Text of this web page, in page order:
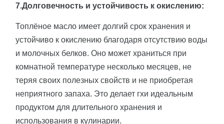
7.Долговечность и устойчивость к окислению:
Топлёное масло имеет долгий срок хранения и
устойчиво к окислению благодаря отсутствию воды
и молочных белков. Оно может храниться при
комнатной температуре несколько месяцев, не
теряя своих полезных свойств и не приобретая
неприятного запаха. Это делает гхи идеальным
продуктом для длительного хранения и
использования в кулинарии.